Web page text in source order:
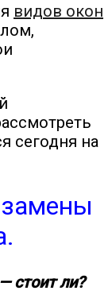
видов окон
сегодня на
стоит ли?